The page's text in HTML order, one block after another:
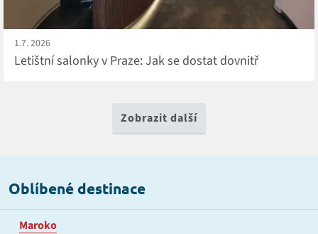
1.7. 2026
Letištní salonky v Praze: Jak se dostat dovnitř
Zobrazit další
Oblíbené destinace
Maroko